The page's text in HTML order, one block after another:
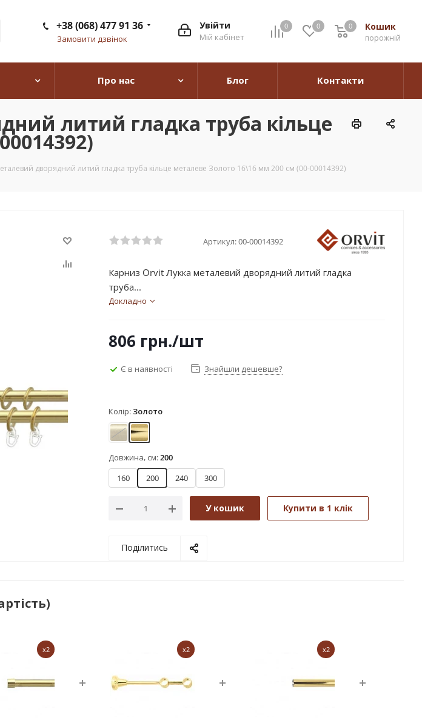
0 0 Кошик
0
порожній
0
Увійти
Мій кабінет
+38 (068) 477 91 36
Замовити дзвінок
Про нас Блог Контакти
литий гладка труба кільце
дворядний литий гладка труба кільце металеве Золото 16\16 мм 200 см (00-00014392)
Артикул:00-00014392
Карниз Orvit Лукка металевий дворядний литий гладка
труба...
Докладно
806 грн./шт
Є в наявності Знайшли дешевше?
Колір: Золото
АнтикЗолото
Довжина, см:200
160
200 240 300
У кошик Купити в 1 клік
Поділитись
x2 x2 x2